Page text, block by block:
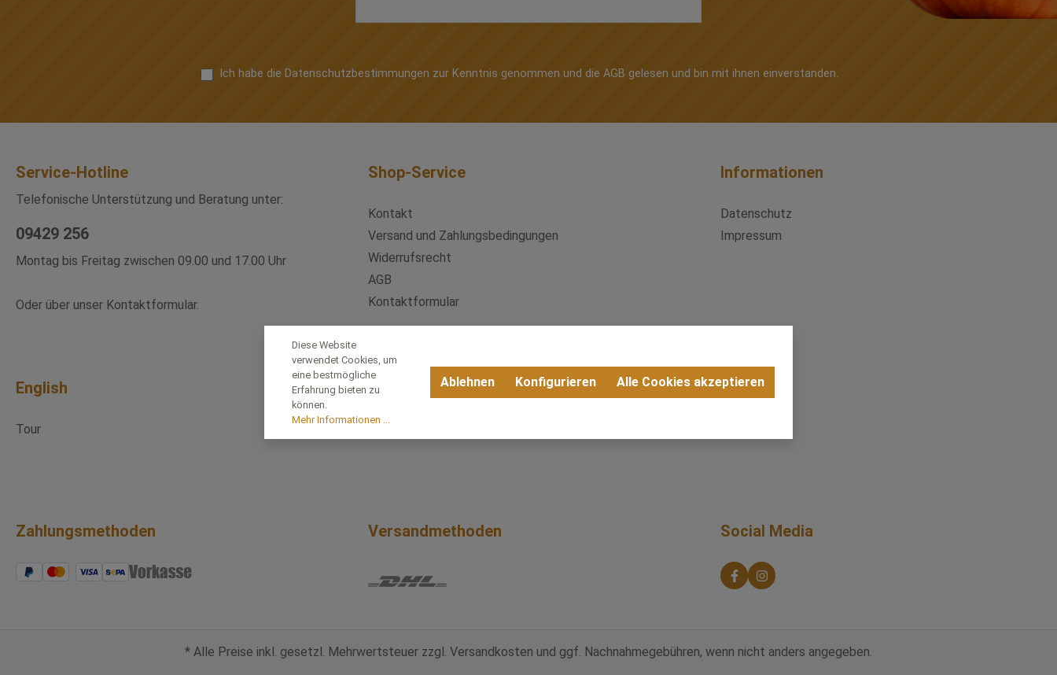
Ich habe die Datenschutzbestimmungen zur Kenntnis genommen und die AGB gelesen und bin mit ihnen einverstanden.
Service-Hotline
Telefonische Unterstützung und Beratung unter:
09429 256
Montag bis Freitag zwischen 09.00 und 17.00 Uhr
Oder über unser Kontaktformular.
Shop-Service
Kontakt
Versand und Zahlungsbedingungen
Widerrufsrecht
AGB
Kontaktformular
Informationen
Datenschutz
Impressum
English
Tour
Zahlungsmethoden Versandmethoden Social Media
* Alle Preise inkl. gesetzl. Mehrwertsteuer zzgl. Versandkosten und ggf. Nachnahmegebühren, wenn nicht anders angegeben.
Diese Website
verwendet Cookies, um
eine bestmögliche
Erfahrung bieten zu
können.
Mehr Informationen ...
Ablehnen Konfigurieren Alle Cookies akzeptieren